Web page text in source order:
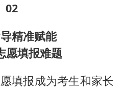
02
精准赋能
愿填报难题
填报成为考生和家长